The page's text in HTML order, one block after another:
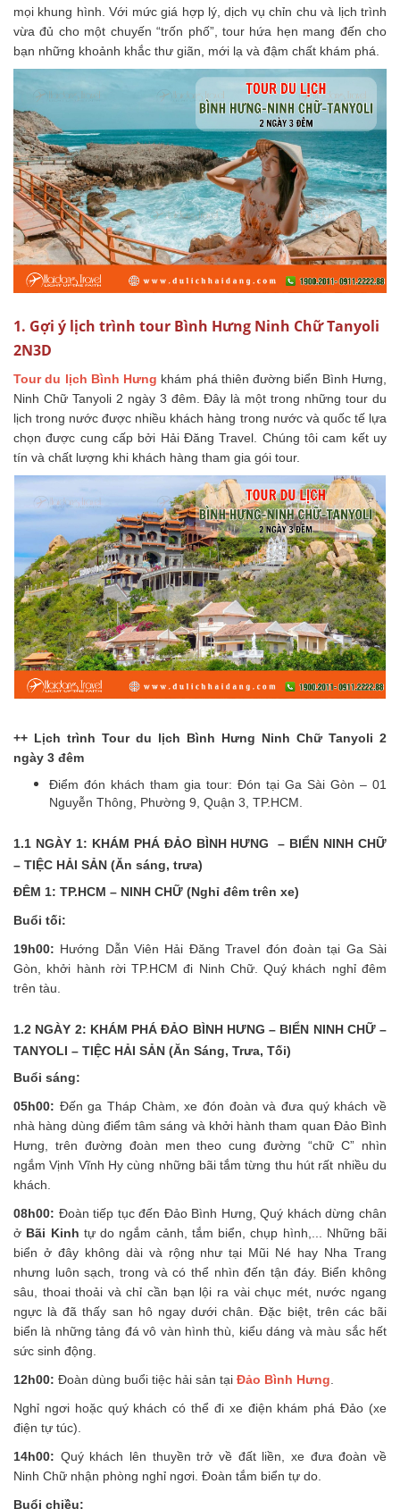
mọi khung hình. Với mức giá hợp lý, dịch vụ chỉn chu và lịch trình
vừa đủ cho một chuyến “trốn phố”, tour hứa hẹn mang đến cho
bạn những khoảnh khắc thư giãn, mới lạ và đậm chất khám phá.
1. Gợi ý lịch trình tour Bình Hưng Ninh Chữ Tanyoli
2N3D
Tour du lịch Bình Hưng khám phá thiên đường biển Bình Hưng,
Ninh Chữ Tanyoli 2 ngày 3 đêm. Đây là một trong những tour du
lịch trong nước được nhiều khách hàng trong nước và quốc tế lựa
chọn được cung cấp bởi Hải Đăng Travel. Chúng tôi cam kết uy
tín và chất lượng khi khách hàng tham gia gói tour.
++ Lịch trình Tour du lịch Bình Hưng Ninh Chữ Tanyoli 2
ngày 3 đêm
Điểm đón khách tham gia tour: Đón tại Ga Sài Gòn – 01
Nguyễn Thông, Phường 9, Quận 3, TP.HCM.
1.1 NGÀY 1: KHÁM PHÁ ĐẢO BÌNH HƯNG – BIỂN NINH CHỮ
– TIỆC HẢI SẢN (Ăn sáng, trưa)
ĐÊM 1: TP.HCM – NINH CHỮ (Nghỉ đêm trên xe)
Buổi tối:
19h00: Hướng Dẫn Viên Hải Đăng Travel đón đoàn tại Ga Sài
Gòn, khởi hành rời TP.HCM đi Ninh Chữ. Quý khách nghỉ đêm
trên tàu.
1.2 NGÀY 2: KHÁM PHÁ ĐẢO BÌNH HƯNG – BIỂN NINH CHỮ –
TANYOLI – TIỆC HẢI SẢN (Ăn Sáng, Trưa, Tối)
Buổi sáng:
05h00: Đến ga Tháp Chàm, xe đón đoàn và đưa quý khách về
nhà hàng dùng điểm tâm sáng và khởi hành tham quan Đảo Bình
Hưng, trên đường đoàn men theo cung đường “chữ C” nhìn
ngắm Vịnh Vĩnh Hy cùng những bãi tắm từng thu hút rất nhiều du
khách.
08h00: Đoàn tiếp tục đến Đảo Bình Hưng, Quý khách dừng chân
ở Bãi Kinh tự do ngắm cảnh, tắm biển, chụp hình,... Những bãi
biển ở đây không dài và rộng như tại Mũi Né hay Nha Trang
nhưng luôn sạch, trong và có thể nhìn đến tận đáy. Biển không
sâu, thoai thoải và chỉ cần bạn lội ra vài chục mét, nước ngang
ngực là đã thấy san hô ngay dưới chân. Đặc biệt, trên các bãi
biển là những tảng đá vô vàn hình thù, kiểu dáng và màu sắc hết
sức sinh động.
12h00: Đoàn dùng buổi tiệc hải sản tại Đảo Bình Hưng
Nghỉ ngơi hoặc quý khách có thể đi xe điện khám phá Đảo (xe
điện tự túc).
14h00: Quý khách lên thuyền trở về đất liền, xe đưa đoàn về
Ninh Chữ nhận phòng nghỉ ngơi. Đoàn tắm biển tự do.
Buổi chiều: